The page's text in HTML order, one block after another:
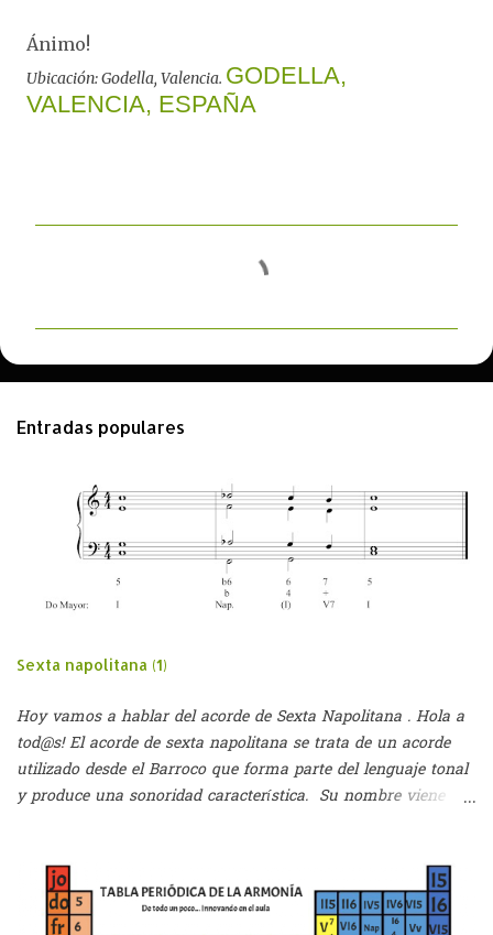
Ánimo!
Ubicación: Godella, Valencia. GODELLA,
VALENCIA, ESPAÑA
n
Entradas populares
Sexta napolitana (1)
Hoy vamos a hablar del acorde de Sexta Napolitana . Hola a
tod@s! El acorde de sexta napolitana se trata de un acorde
utilizado desde el Barroco que forma parte del lenguaje tonal
y produce una sonoridad característica. Su nombre viene
por su utilización en la ópera napolitana (aparecía en
momentos de carácter dramático) Este acorde aparece al
rebajar un semitono el II grado de cualquier tonalidad y